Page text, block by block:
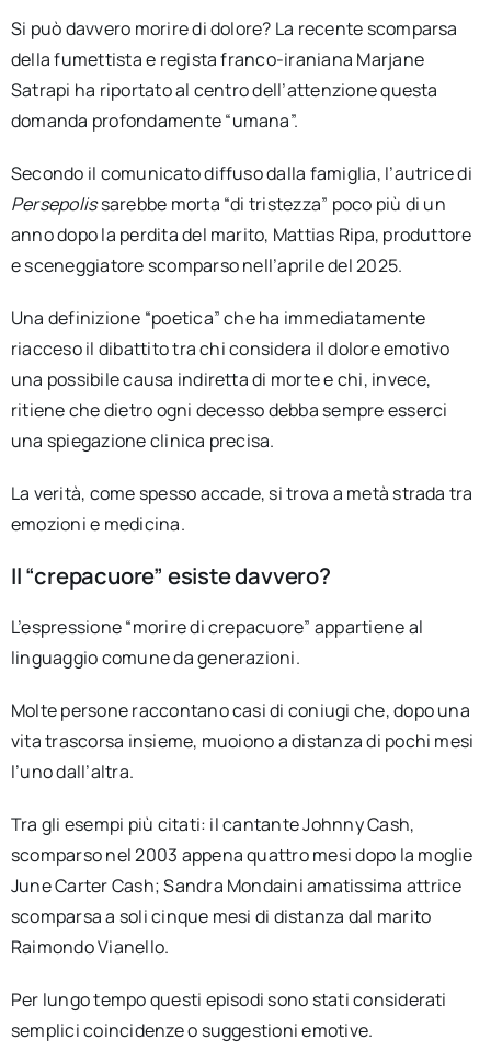
Si può davvero morire di dolore? La recente scomparsa
della fumettista e regista franco-iraniana Marjane
Satrapi ha riportato al centro dell’attenzione questa
domanda profondamente “umana”.
Secondo il comunicato diffuso dalla famiglia, l’autrice di
Persepolissarebbe morta “di tristezza” poco più di un
anno dopo la perdita del marito, Mattias Ripa, produttore
e sceneggiatore scomparso nell’aprile del 2025.
Una definizione “poetica” che ha immediatamente
riacceso il dibattito tra chi considera il dolore emotivo
una possibile causa indiretta di morte e chi, invece,
ritiene che dietro ogni decesso debba sempre esserci
una spiegazione clinica precisa.
La verità, come spesso accade, si trova a metà strada tra
emozioni e medicina.
Il “crepacuore” esiste davvero?
L’espressione “morire di crepacuore” appartiene al
linguaggio comune da generazioni.
Molte persone raccontano casi di coniugi che, dopo una
vita trascorsa insieme, muoiono a distanza di pochi mesi
l’uno dall’altra.
Tra gli esempi più citati: il cantante Johnny Cash,
scomparso nel 2003 appena quattro mesi dopo la moglie
June Carter Cash;Sandra Mondaini amatissima attrice
scomparsa a soli cinque mesi di distanza dal marito
Raimondo Vianello.
Per lungo tempo questi episodi sono stati considerati
semplici coincidenze o suggestioni emotive.